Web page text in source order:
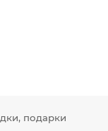
подарки